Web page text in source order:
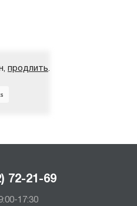
продлить.
72-21-69
17:30